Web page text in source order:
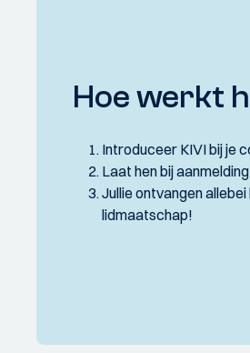
Hoe werkt
Introduceer KIVI bij je
Laat hen bij
Jullie ontvangen
lidmaatschap!